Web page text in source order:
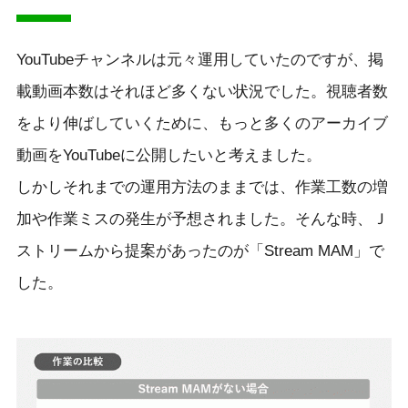
YouTubeチャンネルは元々運用していたのですが、掲
載動画本数はそれほど多くない状況でした。視聴者数
をより伸ばしていくために、もっと多くのアーカイブ
動画をYouTubeに公開したいと考えました。
しかしそれまでの運用方法のままでは、作業工数の増
加や作業ミスの発生が予想されました。そんな時、Ｊ
ストリームから提案があったのが「Stream MAM」で
した。